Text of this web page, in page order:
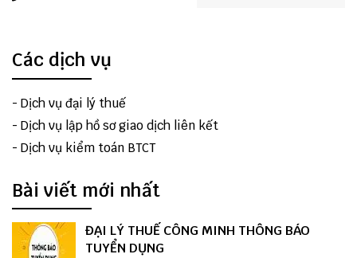
Các dịch vụ
- Dịch vụ đại lý thuế
- Dịch vụ lập hồ sơ giao dịch liên kết
- Dịch vụ kiểm toán BTCT
Bài viết mới nhất
ĐẠI LÝ THUẾ CÔNG MINH THÔNG BÁO
TUYỂN DỤNG